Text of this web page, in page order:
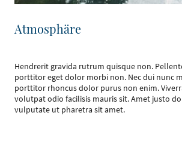
Atmosphäre
Hendrerit gravida rutrum quisque non.
porttitor eget dolor morbi non. Nec dui nunc
porttitor rhoncus dolor purus non enim.
volutpat odio facilisis mauris sit. Amet justo
vulputate ut pharetra sit amet.